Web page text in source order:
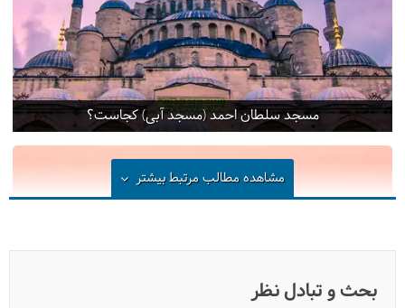
مسجد سلطان احمد (مسجد آبی) کجاست؟
مشاهده مطالب مرتبطبیشتر
بحث و تبادل نظر